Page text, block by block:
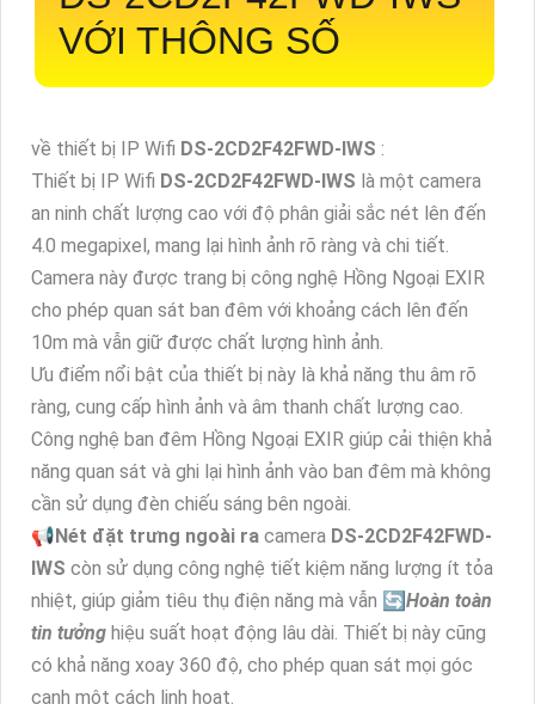
VỚI THÔNG SỐ
về thiết bị IP Wifi DS-2CD2F42FWD-IWS :
Thiết bị IP Wifi DS-2CD2F42FWD-IWS là một camera
an ninh chất lượng cao với độ phân giải sắc nét lên đến
4.0 megapixel, mang lại hình ảnh rõ ràng và chi tiết.
Camera này được trang bị công nghệ Hồng Ngoại EXIR
cho phép quan sát ban đêm với khoảng cách lên đến
10m mà vẫn giữ được chất lượng hình ảnh.
Ưu điểm nổi bật của thiết bị này là khả năng thu âm rõ
ràng, cung cấp hình ảnh và âm thanh chất lượng cao.
Công nghệ ban đêm Hồng Ngoại EXIR giúp cải thiện khả
năng quan sát và ghi lại hình ảnh vào ban đêm mà không
cần sử dụng đèn chiếu sáng bên ngoài.
📢 Nét đặt trưng ngoài ra camera DS-2CD2F42FWD-
IWS còn sử dụng công nghệ tiết kiệm năng lượng ít tỏa
nhiệt, giúp giảm tiêu thụ điện năng mà vẫn 🔄Hoàn toàn
tin tưởng hiệu suất hoạt động lâu dài. Thiết bị này cũng
có khả năng xoay 360 độ, cho phép quan sát mọi góc
cạnh một cách linh hoạt.